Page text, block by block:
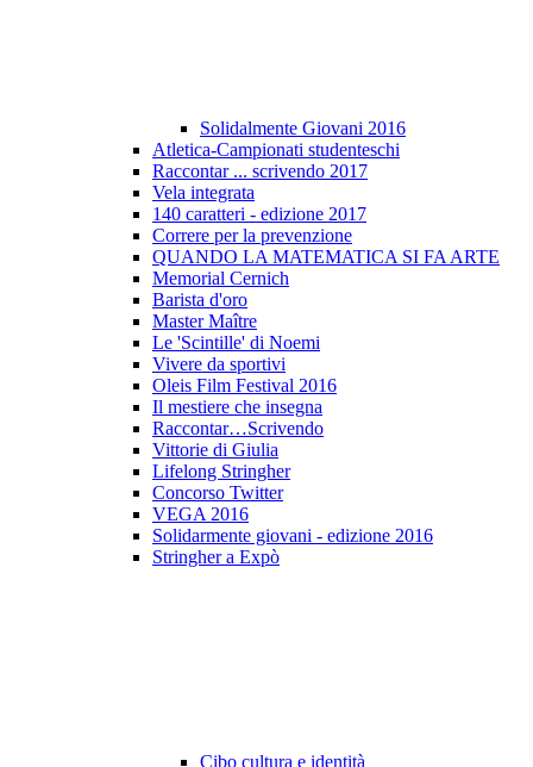
Solidalmente Giovani 2016
Atletica-Campionati studenteschi
Raccontar ... scrivendo 2017
Vela integrata
140 caratteri - edizione 2017
Correre per la prevenzione
QUANDO LA MATEMATICA SI FA ARTE
Memorial Cernich
Barista d'oro
Master Maître
Le 'Scintille' di Noemi
Vivere da sportivi
Oleis Film Festival 2016
Il mestiere che insegna
Raccontar…Scrivendo
Vittorie di Giulia
Lifelong Stringher
Concorso Twitter
VEGA 2016
Solidarmente giovani - edizione 2016
Stringher a Expò
Cibo cultura e identità